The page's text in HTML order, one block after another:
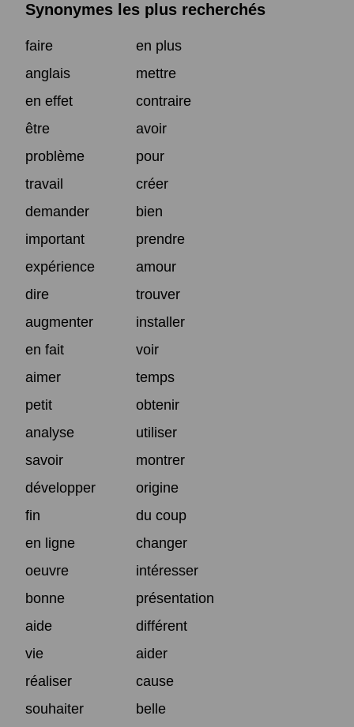
Synonymes les plus recherchés
faire
en plus
anglais
mettre
en effet
contraire
être
avoir
problème
pour
travail
créer
demander
bien
important
prendre
expérience
amour
dire
trouver
augmenter
installer
en fait
voir
aimer
temps
petit
obtenir
analyse
utiliser
savoir
montrer
développer
origine
fin
du coup
en ligne
changer
oeuvre
intéresser
bonne
présentation
aide
différent
vie
aider
réaliser
cause
souhaiter
belle